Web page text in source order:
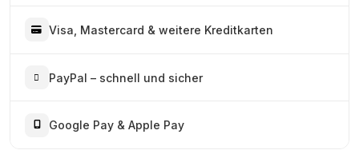
Visa, Mastercard & weitere Kreditkarten
PayPal – schnell und sicher
Google Pay & Apple Pay